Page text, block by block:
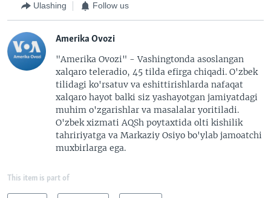
Ulashing Follow us
Amerika Ovozi
"Amerika Ovozi" - Vashingtonda asoslangan
xalqaro teleradio, 45 tilda efirga chiqadi. O'zbek
tilidagi ko'rsatuv va eshittirishlarda nafaqat
xalqaro hayot balki siz yashayotgan jamiyatdagi
muhim o'zgarishlar va masalalar yoritiladi.
O'zbek xizmati AQSh poytaxtida olti kishilik
tahririyatga va Markaziy Osiyo bo'ylab jamoatchi
muxbirlarga ega.
This item is part of